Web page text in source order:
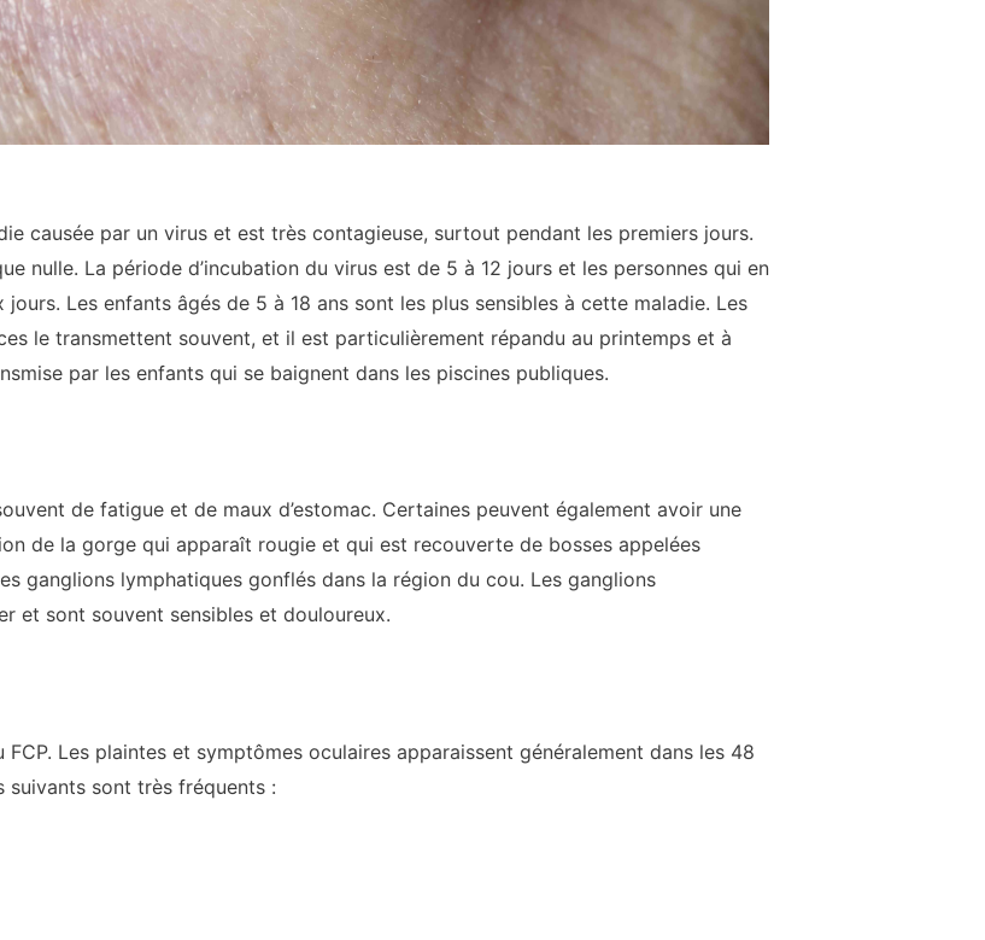
causée par un virus et est très contagieuse, surtout pendant les premiers jours.
nulle. La période d’incubation du virus est de 5 à 12 jours et les personnes qui en
Les enfants âgés de 5 à 18 ans sont les plus sensibles à cette maladie. Les
le transmettent souvent, et il est particulièrement répandu au printemps et à
par les enfants qui se baignent dans les piscines publiques.
de fatigue et de maux d’estomac. Certaines peuvent également avoir une
de la gorge qui apparaît rougie et qui est recouverte de bosses appelées
ganglions lymphatiques gonflés dans la région du cou. Les ganglions
et sont souvent sensibles et douloureux.
Les plaintes et symptômes oculaires apparaissent généralement dans les 48
suivants sont très fréquents :